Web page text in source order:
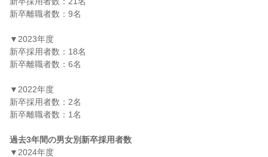
新卒離職者数：9名
▼2023年度
新卒採用者数：18名
新卒離職者数：6名
▼2022年度
新卒採用者数：2名
新卒離職者数：1名
過去3年間の男女別新卒採用者数
▼2024年度